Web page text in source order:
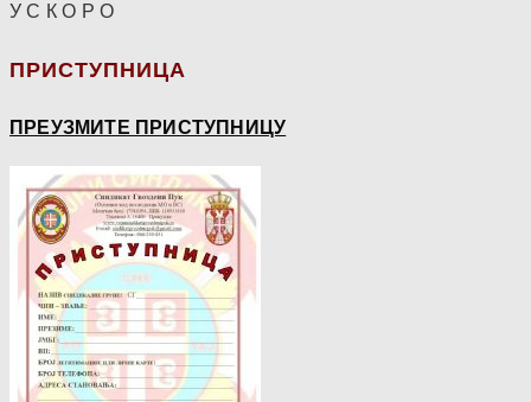
У С К О Р О
ПРИСТУПНИЦА
ПРЕУЗМИТЕ ПРИСТУПНИЦУ